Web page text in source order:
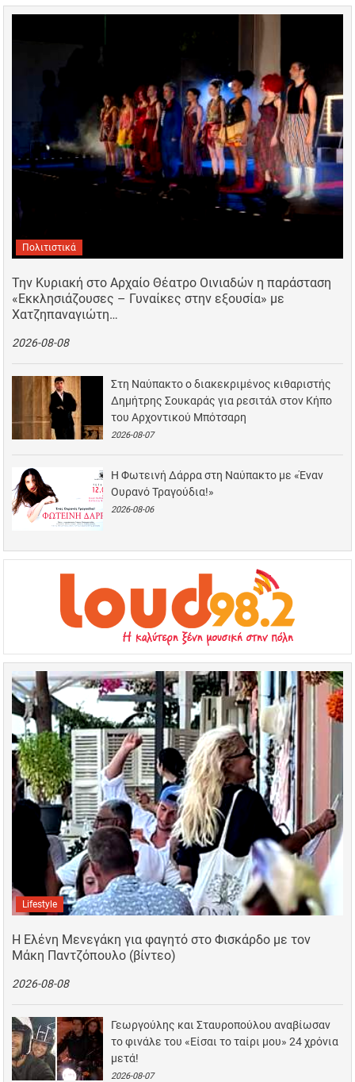
Πολιτιστικά
Την Κυριακή στο Αρχαίο Θέατρο Οινιαδών η παράσταση
«Εκκλησιάζουσες – Γυναίκες στην εξουσία» με
Χατζηπαναγιώτη…
2026-08-08
Στη Ναύπακτο ο διακεκριμένος κιθαριστής
Δημήτρης Σουκαράς για ρεσιτάλ στον Κήπο
του Αρχοντικού Μπότσαρη
2026-08-07
Η Φωτεινή Δάρρα στη Ναύπακτο με «Έναν
Ουρανό Τραγούδια!»
2026-08-06
Lifestyle
Η Ελένη Μενεγάκη για φαγητό στο Φισκάρδο με τον
Μάκη Παντζόπουλο (βίντεο)
2026-08-08
Γεωργούλης και Σταυροπούλου αναβίωσαν
το φινάλε του «Είσαι το ταίρι μου» 24 χρόνια
μετά!
2026-08-07